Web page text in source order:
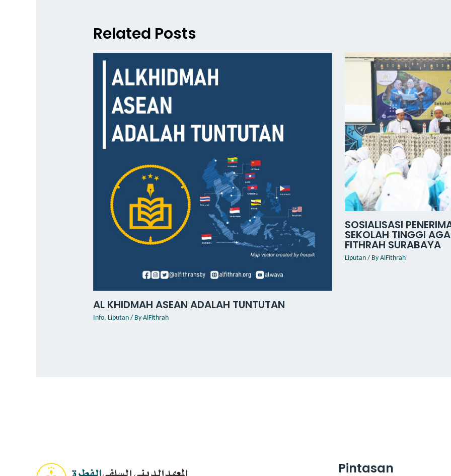
Related Posts
AL KHIDMAH ASEAN ADALAH TUNTUTAN
Info, Liputan / ByAlFithrah
SOSIALISASI
SEKOLAH TINGGI
FITHRAH SURABAYA
Liputan/ By AlFithrah
Pintasan